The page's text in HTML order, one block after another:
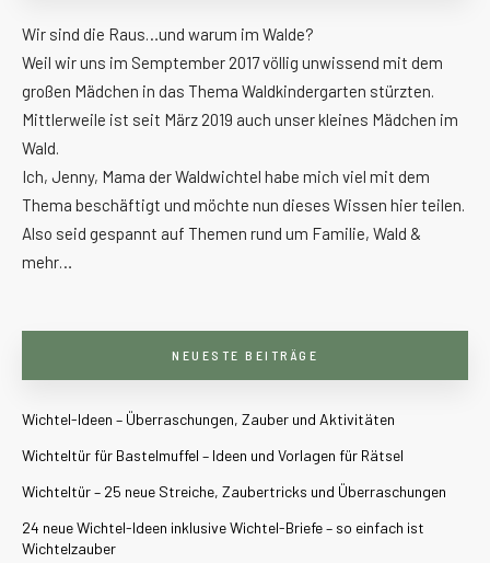
Wir sind die Raus…und warum im Walde?
Weil wir uns im Semptember 2017 völlig unwissend mit dem
großen Mädchen in das Thema Waldkindergarten stürzten.
Mittlerweile ist seit März 2019 auch unser kleines Mädchen im
Wald.
Ich, Jenny, Mama der Waldwichtel habe mich viel mit dem
Thema beschäftigt und möchte nun dieses Wissen hier teilen.
Also seid gespannt auf Themen rund um Familie, Wald &
mehr…
NEUESTE BEITRÄGE
Wichtel-Ideen – Überraschungen, Zauber und Aktivitäten
Wichteltür für Bastelmuffel – Ideen und Vorlagen für Rätsel
Wichteltür – 25 neue Streiche, Zaubertricks und Überraschungen
24 neue Wichtel-Ideen inklusive Wichtel-Briefe – so einfach ist
Wichtelzauber